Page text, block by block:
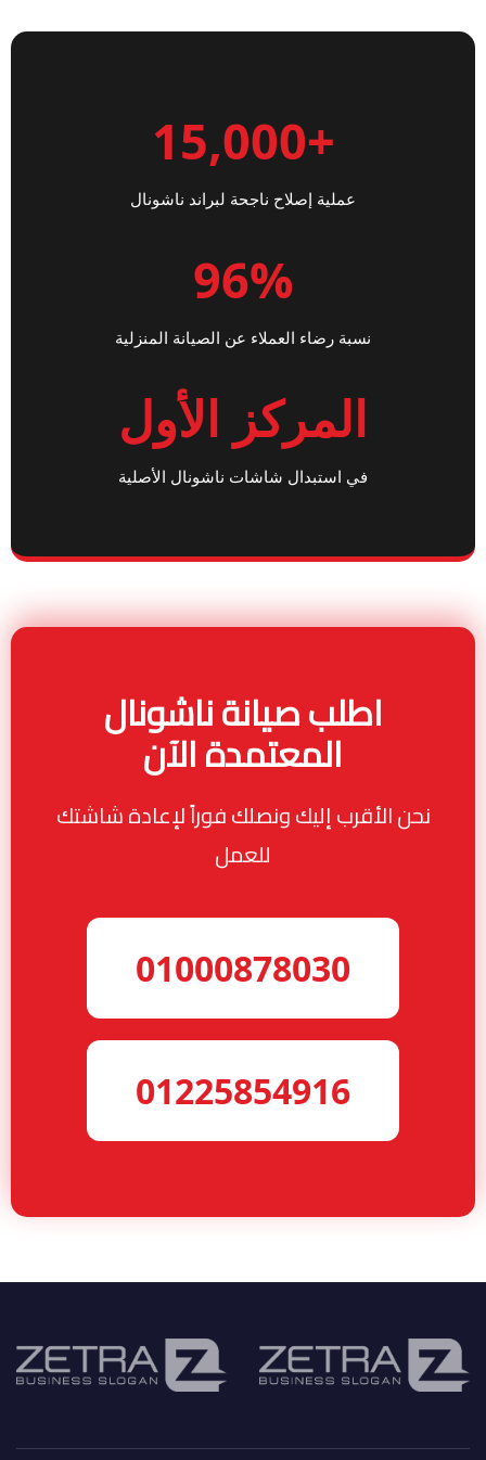
+15,000
عملية إصلاح ناجحة لبراند ناشونال
96%
نسبة رضاء العملاء عن الصيانة المنزلية
المركز الأول
في استبدال شاشات ناشونال الأصلية
اطلب صيانة ناشونال
المعتمدة الآن
نحن الأقرب إليك ونصلك فوراً لإعادة شاشتك
للعمل
01000878030
01225854916